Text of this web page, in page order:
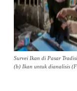
Survei Ikan di Pasar
(b) Ikan untuk dianalisis